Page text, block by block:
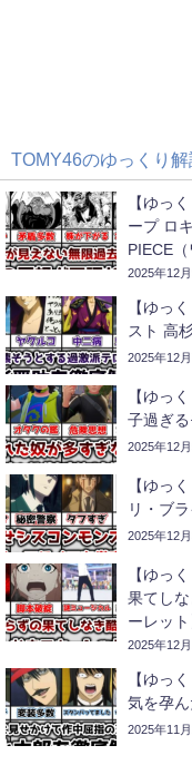
TOMY46のゆっくり解
【ゆっ
ープ ロ
PIECE（
2025年12
【ゆっ
スト 高
2025年12
【ゆっ
子過ぎ
2025年12
【ゆっ
リ・ブ
2025年12
【ゆっ
果てし
ーレット
2025年12
【ゆっ
気を孕
2025年11